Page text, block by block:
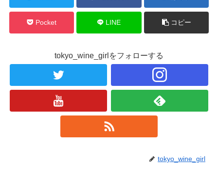
Pocket LINE コピー
tokyo_wine_girlをフォローする
tokyo_wine_girl